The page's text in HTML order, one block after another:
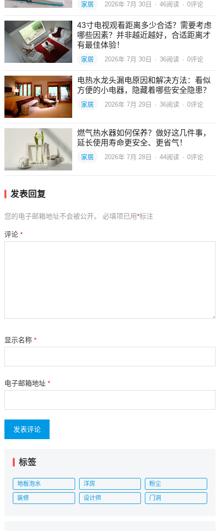
家居 2026年 7月 30日 · 46阅读 · 0评论
43寸电视观看距离多少合适？需要考虑
哪些因素？并非越近越好，合适距离才
有最佳体验！
家居 2026年 7月 30日 · 36阅读 · 0评论
电热水龙头漏电原因和解决方法：看似
方便的小电器，隐藏着哪些安全隐患？
家居 2026年 7月 29日 · 36阅读 · 0评论
燃气热水器如何保养？做好这几件事，
延长使用寿命更安全、更省气！
家居 2026年 7月 28日 · 44阅读 · 0评论
发表回复
您的电子邮箱地址不会被公开。 必填项已用*标注
评论 *
显示名称 *
电子邮箱地址 *
标签
地板泡水 洋房 粉尘
装修 设计师 门洞